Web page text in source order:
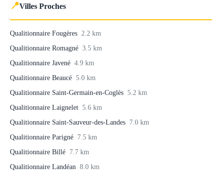
📍Villes Proches
Qualitionnaire Fougères 2.2 km
Qualitionnaire Romagné 3.5 km
Qualitionnaire Javené 4.9 km
Qualitionnaire Beaucé 5.0 km
Qualitionnaire Saint-Germain-en-Coglès 5.2 km
Qualitionnaire Laignelet 5.6 km
Qualitionnaire Saint-Sauveur-des-Landes 7.0 km
Qualitionnaire Parigné 7.5 km
Qualitionnaire Billé 7.7 km
Qualitionnaire Landéan 8.0 km